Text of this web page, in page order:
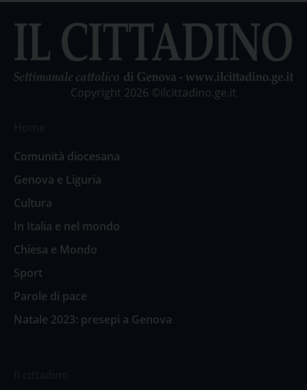
Copyright 2026 ©ilcittadino.ge.it
Comunità diocesana
Genova e Liguria
Cultura
In Italia e nel mondo
Chiesa e Mondo
Sport
Parole di pace
Natale 2023: presepi a Genova